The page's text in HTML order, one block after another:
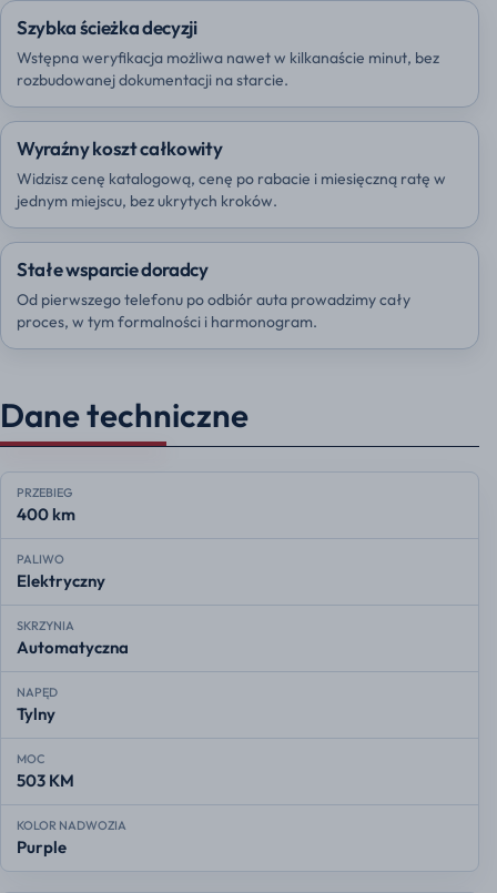
Szybka ścieżka decyzji
Wstępna weryfikacja możliwa nawet w kilkanaście minut, bez
rozbudowanej dokumentacji na starcie.
Wyraźny koszt całkowity
Widzisz cenę katalogową, cenę po rabacie i miesięczną ratę w
jednym miejscu, bez ukrytych kroków.
Stałe wsparcie doradcy
Od pierwszego telefonu po odbiór auta prowadzimy cały
proces, w tym formalności i harmonogram.
Dane techniczne
PRZEBIEG
400 km
PALIWO
Elektryczny
SKRZYNIA
Automatyczna
NAPĘD
Tylny
MOC
503 KM
KOLOR NADWOZIA
Purple